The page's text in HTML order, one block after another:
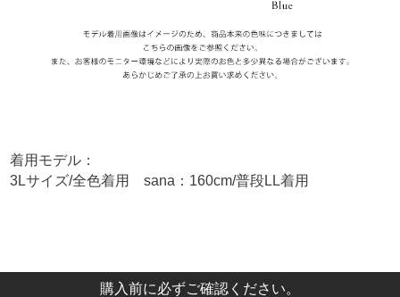
着用モデル：
3Lサイズ/全色着用 sana：160cm/普段LL着用
購入前に必ずご確認ください。